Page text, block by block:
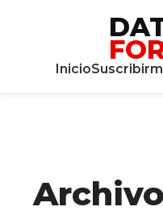
Inicio